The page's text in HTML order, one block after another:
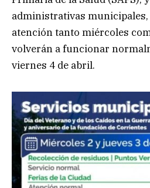
administrativas
atención tanto miércoles
volverán a funcionar
viernes 4 de abril.